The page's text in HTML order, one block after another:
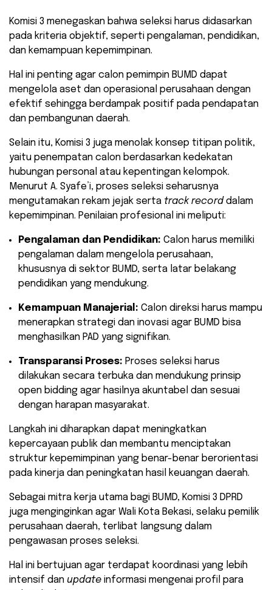
Komisi 3 menegaskan bahwa seleksi harus didasarkan
pada kriteria objektif, seperti pengalaman, pendidikan,
dan kemampuan kepemimpinan.
Hal ini penting agar calon pemimpin BUMD dapat
mengelola aset dan operasional perusahaan dengan
efektif sehingga berdampak positif pada pendapatan
dan pembangunan daerah.
Selain itu, Komisi 3 juga menolak konsep titipan politik,
yaitu penempatan calon berdasarkan kedekatan
hubungan personal atau kepentingan kelompok.
Menurut A. Syafe’i, proses seleksi seharusnya
mengutamakan rekam jejak serta track recorddalam
kepemimpinan. Penilaian profesional ini meliputi:
Pengalaman dan Pendidikan: Calon harus memiliki
pengalaman dalam mengelola perusahaan,
khususnya di sektor BUMD, serta latar belakang
pendidikan yang mendukung.
Kemampuan Manajerial: Calon direksi harus mampu
menerapkan strategi dan inovasi agar BUMD bisa
menghasilkan PAD yang signifikan.
Transparansi Proses: Proses seleksi harus
dilakukan secara terbuka dan mendukung prinsip
open bidding agar hasilnya akuntabel dan sesuai
dengan harapan masyarakat.
Langkah ini diharapkan dapat meningkatkan
kepercayaan publik dan membantu menciptakan
struktur kepemimpinan yang benar-benar berorientasi
pada kinerja dan peningkatan hasil keuangan daerah.
Sebagai mitra kerja utama bagi BUMD, Komisi 3 DPRD
juga menginginkan agar Wali Kota Bekasi, selaku pemilik
perusahaan daerah, terlibat langsung dalam
pengawasan proses seleksi.
Hal ini bertujuan agar terdapat koordinasi yang lebih
intensif dan update informasi mengenai profil para